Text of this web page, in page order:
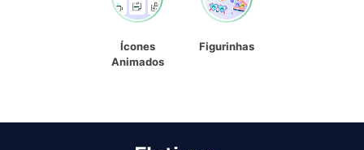
Ícones
Animados
Figurinhas